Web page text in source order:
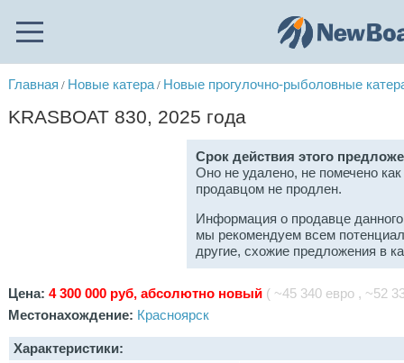
Главная / Новые катера/ Новые прогулочно-рыболовные
KRASBOAT 830, 2025 года
Срок действия этого
Оно не удалено, не помечено
продавцом не продлен.
Информация о продавце
мы рекомендуем всем
другие, схожие предложения в
Цена:4 300 000 руб, абсолютно новый ( ~45 340 евро , ~52
Местонахождение: Красноярск
Характеристики: